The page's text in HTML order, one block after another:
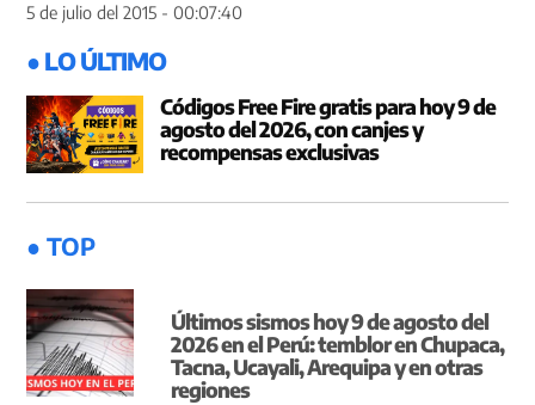
5 de julio del 2015 - 00:07:40
● LO ÚLTIMO
Códigos Free Fire gratis para hoy 9 de
agosto del 2026, con canjes y
recompensas exclusivas
● TOP
Últimos sismos hoy 9 de agosto del
2026 en el Perú: temblor en Chupaca,
Tacna, Ucayali, Arequipa y en otras
regiones